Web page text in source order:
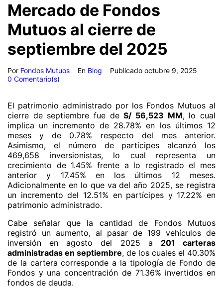
Mercado de Fondos
Mutuos al cierre de
septiembre del 2025
Por Fondos Mutuos En Blog Publicado octubre 9, 2025
0 Comentario(s)
El patrimonio administrado por los Fondos Mutuos al
cierre de septiembre fue deS/ 56,523 MM, lo cual
implica un incremento de 28.78% en los últimos 12
meses y de 0.78% respecto del mes anterior.
Asimismo, el número de partícipes alcanzó los
469,658 inversionistas, lo cual representa un
crecimiento de 1.45% frente a lo registrado el mes
anterior y 17.45% en los últimos 12 meses.
Adicionalmente en lo que va del año 2025, se registra
un incremento del 12.51% en partícipes y 17.22% en
patrimonio administrado.
Cabe señalar que la cantidad de Fondos Mutuos
registró un aumento, al pasar de 199 vehículos de
inversión en agosto del 2025 a 201 carteras
administradas en septiembre, de los cuales el 40.30%
de la cartera corresponde a la tipología de Fondo de
Fondos y una concentración de 71.36% invertidos en
fondos de deuda.